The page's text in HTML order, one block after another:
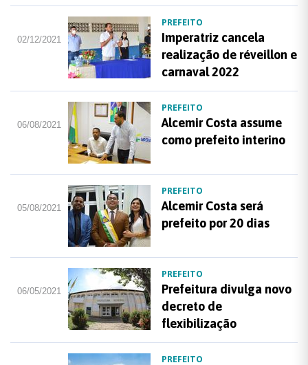
02/12/2021
PREFEITO
Imperatriz cancela
realização de réveillon e
carnaval 2022
06/08/2021
PREFEITO
Alcemir Costa assume
como prefeito interino
05/08/2021
PREFEITO
Alcemir Costa será
prefeito por 20 dias
06/05/2021
PREFEITO
Prefeitura divulga novo
decreto de
flexibilização
PREFEITO